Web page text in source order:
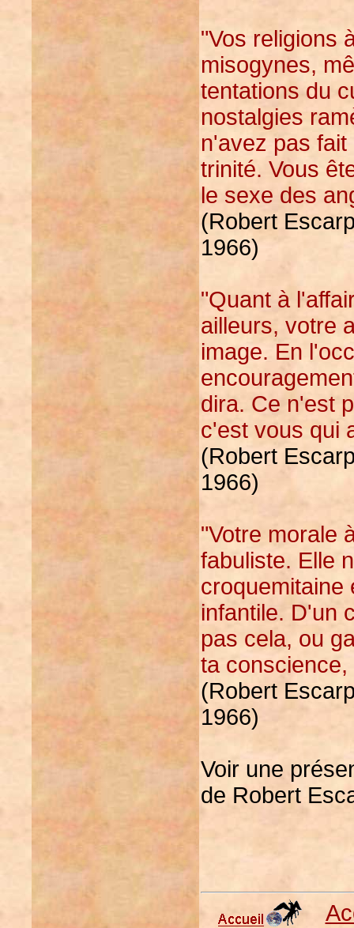
"Vos religions
misogynes,
tentations du
nostalgies
n'avez pas
trinité. Vous
le sexe des
(Robert
1966)
"Quant à
ailleurs, votre
image. En
dira. Ce n'est
c'est vous qui
(Robert
1966)
"Votre morale
fabuliste. Elle
croquemitaine
infantile. D'un
pas cela, ou
ta
(Robert
1966)
Voir une
de Robert